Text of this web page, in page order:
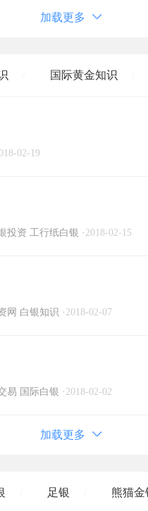
加载更多
国际黄金知识
02-19
投资 工行纸白银 · 2018-02-15
网 白银知识 · 2018-02-07
易 国际白银 · 2018-02-02
加载更多
足银 熊猫金